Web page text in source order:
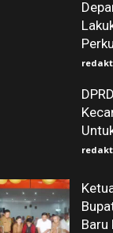
Baru